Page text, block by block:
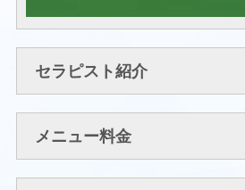
セラピスト紹介
メニュー料金